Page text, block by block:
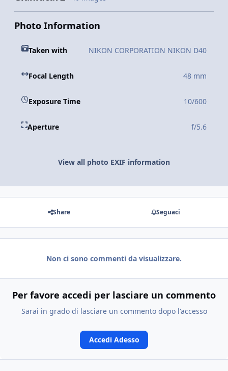
Photo Information
Taken with NIKON CORPORATION NIKON D40
Focal Length 48 mm
Exposure Time 10/600
Aperture f/5.6
View all photo EXIF information
Share Seguaci
Non ci sono commenti da visualizzare.
Per favore accedi per lasciare un commento
Sarai in grado di lasciare un commento dopo l'accesso
Accedi Adesso